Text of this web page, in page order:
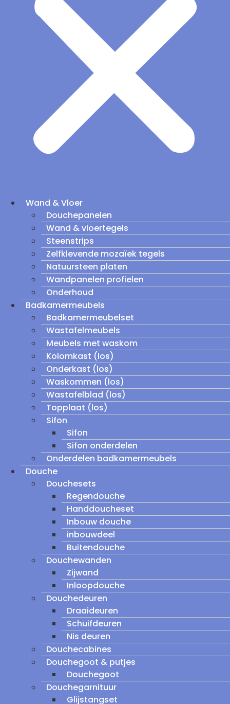
Wand & Vloer
Douchepanelen
Wand & vloertegels
Steenstrips
Zelfklevende mozaïek tegels
Natuursteen platen
Wandpanelen profielen
Onderhoud
Badkamermeubels
Badkamermeubelset
Wastafelmeubels
Meubels met waskom
Kolomkast (los)
Onderkast (los)
Waskommen (los)
Wastafelblad (los)
Topplaat (los)
Sifon
Sifon
Sifon onderdelen
Onderdelen badkamermeubels
Douche
Douchesets
Regendouche
Handdoucheset
Inbouw douche
inbouwdeel
Buitendouche
Douchewanden
Zijwand
Inloopdouche
Douchedeuren
Draaideuren
Schuifdeuren
Nis deuren
Douchecabines
Douchegoot & putjes
Douchegoot
Douchegarnituur
Glijstangset